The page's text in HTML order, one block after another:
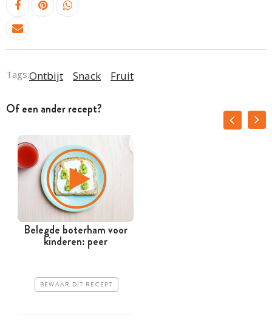
Tags:Ontbijt Snack Fruit
Of een ander recept?
Belegde boterham voor
kinderen: peer
BEWAAR DIT RECEPT